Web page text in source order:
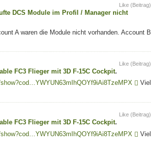
DCS Module im Profil / Manager nicht
Like (Beitrag)
A waren die Module nicht vorhanden. Account B
FC3 Flieger mit 3D F-15C Cockpit.
Like (Beitrag)
Viel
FC3 Flieger mit 3D F-15C Cockpit.
Like (Beitrag)
Viel